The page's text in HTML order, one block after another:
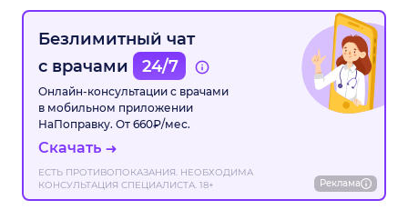
Безлимитный чат
с врачами
24/7
Онлайн-консультации с врачами
в мобильном приложении
НаПоправку. От 660₽/мес.
Скачать
ЕСТЬ ПРОТИВОПОКАЗАНИЯ. НЕОБХОДИМА
КОНСУЛЬТАЦИЯ СПЕЦИАЛИСТА. 18+
Реклама